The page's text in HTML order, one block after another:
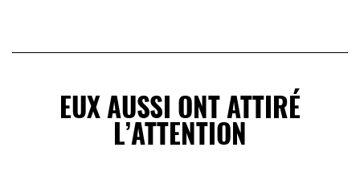
EUX AUSSI ONT ATTIRÉ
L’ATTENTION